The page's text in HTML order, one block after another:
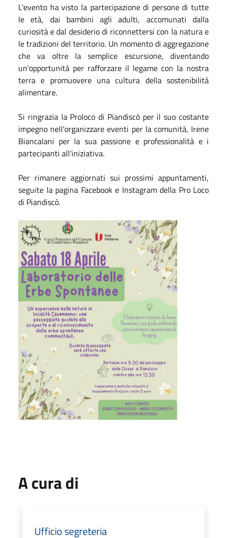
L'evento ha visto la partecipazione di persone di tutte
le età, dai bambini agli adulti, accomunati dalla
curiosità e dal desiderio di riconnettersi con la natura e
le tradizioni del territorio. Un momento di aggregazione
che va oltre la semplice escursione, diventando
un'opportunità per rafforzare il legame con la nostra
terra e promuovere una cultura della sostenibilità
alimentare.
Si ringrazia la Proloco di Piandiscò per il suo costante
impegno nell'organizzare eventi per la comunità, Irene
Biancalani per la sua passione e professionalità e i
partecipanti all'iniziativa.
Per rimanere aggiornati sui prossimi appuntamenti,
seguite la pagina Facebook e Instagram della Pro Loco
di Piandiscò.
A cura di
Ufficio segreteria